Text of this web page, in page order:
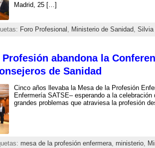
Madrid, 25 […]
Foro Profesional Ministerio de Sanidad Silvia
Profesión abandona la
de Sanidad
Cinco años llevaba la Mesa de la Profesión
Enfermería SATSE– esperando a la
grandes problemas que atraviesa la profesión
mesa de la profesión enfermera, ministerio,